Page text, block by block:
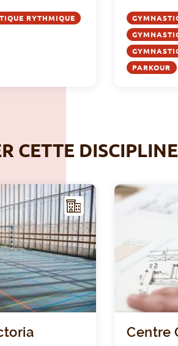
RYTHMIQUE
PARKOUR
CETTE
NFR
AST
RUC
TUR
E
Centre